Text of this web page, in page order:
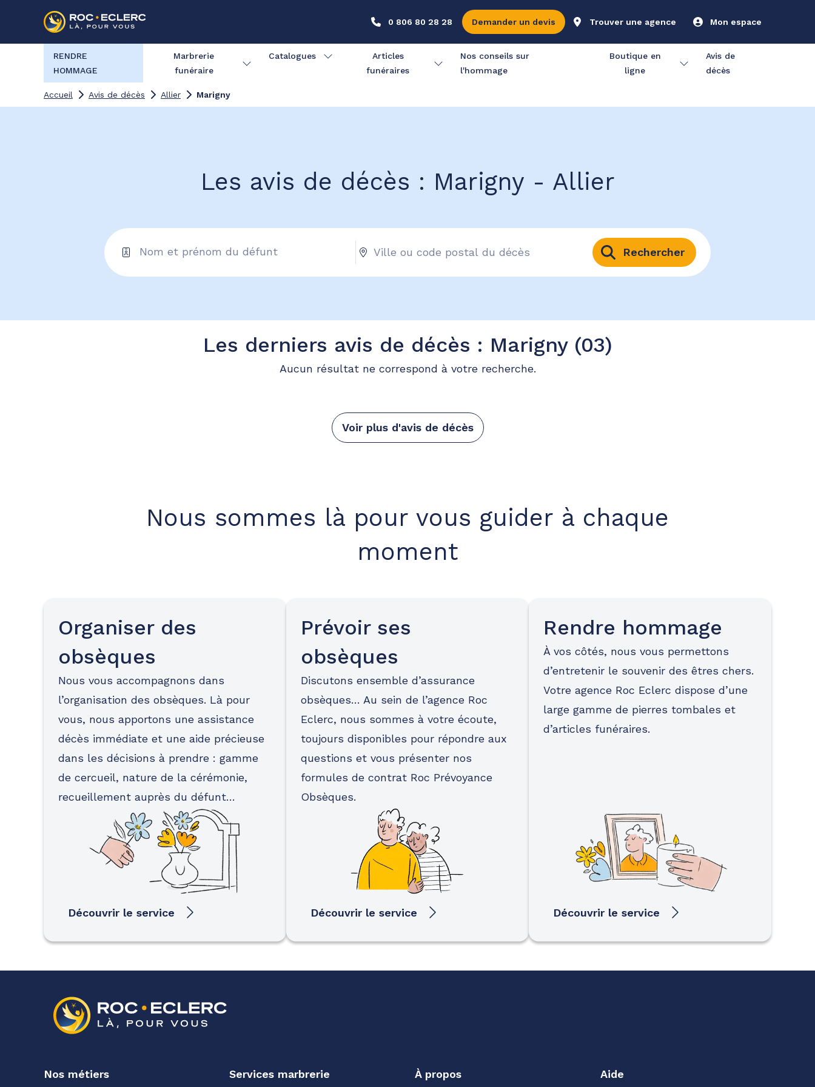
0 806 80 28 28 Demander un devis Trouver une agence Mon espace
RENDRE
HOMMAGE
Marbrerie
funéraire
Catalogues
Articles
funéraires
Nos conseils sur
l'hommage
Boutique en
ligne
Avis de
décès
Accueil Avis de décès Allier Marigny
Les avis de décès : Marigny - Allier
Rechercher
Les derniers avis de décès : Marigny (03)
Aucun résultat ne correspond à votre recherche.
Voir plus d'avis de décès
Nous sommes là pour vous guider à chaque
moment
Organiser des
obsèques
Nous vous accompagnons dans
l’organisation des obsèques. Là pour
vous, nous apportons une assistance
décès immédiate et une aide précieuse
dans les décisions à prendre : gamme
de cercueil, nature de la cérémonie,
recueillement auprès du défunt…
Découvrir le service
Prévoir ses
obsèques
Discutons ensemble d’assurance
obsèques… Au sein de l’agence Roc
Eclerc, nous sommes à votre écoute,
toujours disponibles pour répondre aux
questions et vous présenter nos
formules de contrat Roc Prévoyance
Obsèques.
Découvrir le service
Rendre hommage
À vos côtés, nous vous permettons
d’entretenir le souvenir des êtres chers.
Votre agence Roc Eclerc dispose d’une
large gamme de pierres tombales et
d’articles funéraires.
Découvrir le service
Nos métiers Services marbrerie À propos Aide